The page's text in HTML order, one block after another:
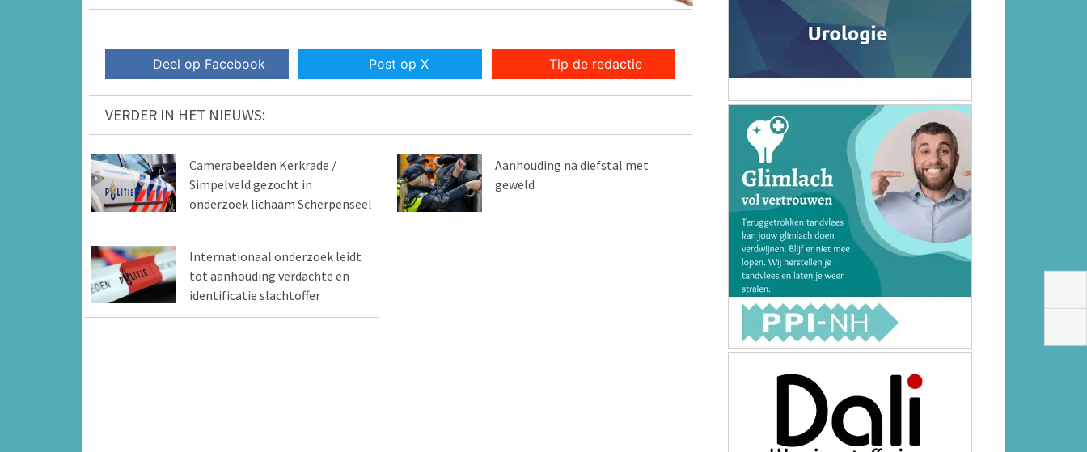
Deel op Facebook Post op X Tip de redactie
VERDER IN HET NIEUWS:
Camerabeelden Kerkrade /
Simpelveld gezocht in
onderzoek lichaam Scherpenseel
Aanhouding na diefstal met
geweld
Internationaal onderzoek leidt
tot aanhouding verdachte en
identificatie slachtoffer